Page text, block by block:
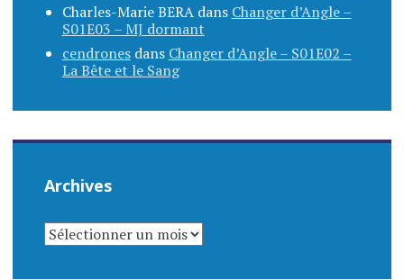
Charles-Marie BERAdans Changer d’Angle –
S01E03 – MJ dormant
cendronesdans Changer d’Angle – S01E02 –
La Bête et le Sang
Archives
ARCHIVES